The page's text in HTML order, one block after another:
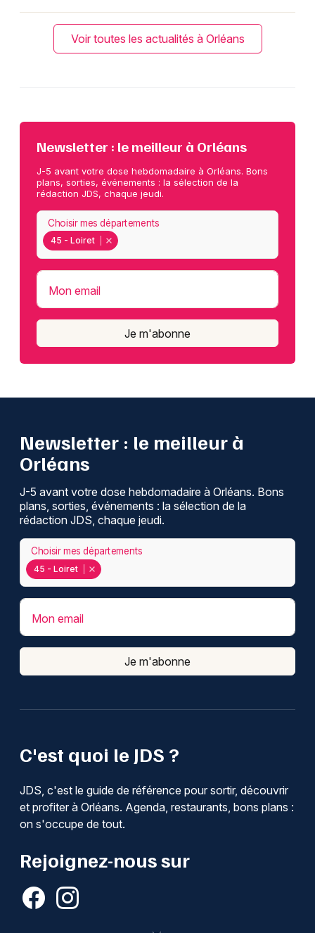
Voir toutes les actualités à Orléans
Newsletter : le meilleur à Orléans
J-5 avant votre dose hebdomadaire à Orléans. Bons
plans, sorties, événements : la sélection de la
rédaction JDS, chaque jeudi.
45 - Loiret
Choisir mes départements
Mon email
Je m'abonne
C'est quoi le JDS ?
JDS, c'est le guide de référence pour sortir, découvrir
et profiter à Orléans. Agenda, restaurants, bons plans :
on s'occupe de tout.
Rejoignez-nous sur
Newsletter : le meilleur à
Orléans
J-5 avant votre dose hebdomadaire à Orléans. Bons
plans, sorties, événements : la sélection de la
rédaction JDS, chaque jeudi.
45 - Loiret
Choisir mes départements
Mon email
Je m'abonne